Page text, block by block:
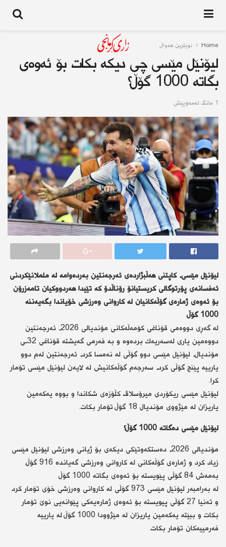
Home نوێترین هەواڵ
لیۆنێل مێسی چی دیكە بكات بۆ ئەوەی
بگاتە 1000 گۆڵ؟
1 مانگ له‌مه‌وپێش
لیۆنێل مێسی، كاپتنی هەڵبژاردەی ئەرجەنتین بەردەوامە لە ململانێكردنی
ئەفسانەی پۆرتوگالی كریستیانۆ رۆناڵدۆ كە تێیدا هەردووكیان تامەزرۆن
بۆ ئەوەی ژمارەی گۆڵەكانیان لە كاروانی وەرزشی خۆیاندا بگەیەننە
1000 گۆڵ.
لە گەڕی دووەمی قۆناغی كۆمەڵەكانی مۆندیالی 2026، ئەرجەنتین
دووەمین یاری لەسەریەك بردەوە و بە فەرمی گەیشتە قۆناغی 32ـی
مۆندیال، لیۆنێل مێسی دوو گۆڵی لە نەمسا كرد، ئەرجەنتین لەم دوو
یارییە پێنج گۆڵی كرد، سەرجەم گۆڵەكانیش لە لایەن لیۆنێل مێسی تۆمار
كرا.
لیۆنێل مێسی ریكۆردی میرۆسلاڤ كڵۆزەی شكاندا و بووە یەكەمین
یاریزان لە مێژووی مۆندیال 18 گۆڵ تۆمار بكات.
لیۆنێل مێسی دەگاتە 1000 گۆڵ؟
مۆندیالی 2026، دەستكەوتێكی دیكەی بۆ ژیانی وەرزشی لیۆنێل مێسی
زیاد كرد و ژمارەی گۆڵەكانی لە كاروانی وەرزشی گەیاندە 916 گۆڵ،
بەمەش 84 گۆڵی پێویستە بۆ ئەوەی بگاتە 1000 گۆڵ.
لە بەرامبەر لیۆنێل مێسی 973 گۆڵی لە كاروانی وەرزشی خۆی تۆمار كرد
و تەنیا 27 گۆڵی پیویستە بۆ ئەوەی ژمارەیەكی پێوانەیی نوێ تۆمار
بكات و ببێتە یەكەمین یاریزان لە مێژوودا 1000 گۆڵ لە یارییە
فەرمییەكان تۆمار بكات.